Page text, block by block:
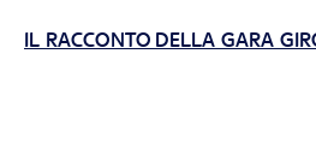
IL RACCONTO DELLA GARA